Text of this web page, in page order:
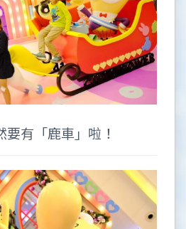
要有「鹿車」啦！